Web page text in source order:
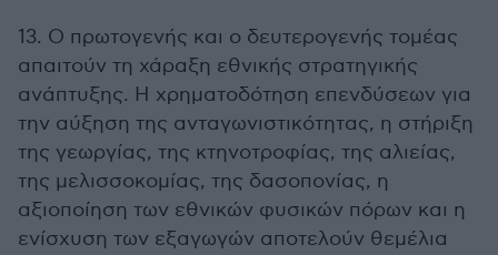
13. Ο πρωτογενής και ο δευτερογενής τομέας
απαιτούν τη χάραξη εθνικής στρατηγικής
ανάπτυξης. Η χρηματοδότηση επενδύσεων για
την αύξηση της ανταγωνιστικότητας, η στήριξη
της γεωργίας, της κτηνοτροφίας, της αλιείας,
της μελισσοκομίας, της δασοπονίας, η
αξιοποίηση των εθνικών φυσικών πόρων και η
ενίσχυση των εξαγωγών αποτελούν θεμέλια